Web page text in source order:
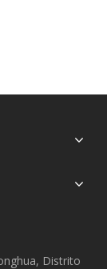
Distrito